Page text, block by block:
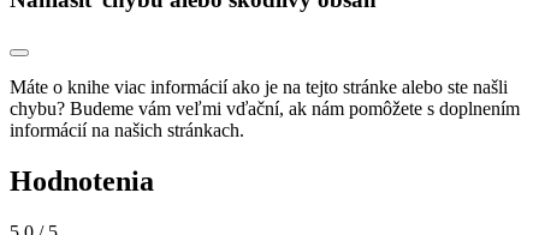
Máte o knihe viac informácií ako je na tejto stránke alebo ste našli
chybu? Budeme vám veľmi vďační, ak nám pomôžete s doplnením
informácií na našich stránkach.
Hodnotenia